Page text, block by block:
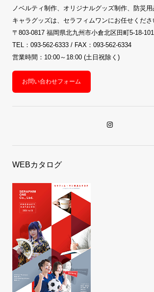
ノベルティ制作、オリジナルグッズ制作、防災
キャラグッズは、セラフィムワンにお任せくださ
〒803-0817 福岡県北九州市小倉北区田町5-18-101
TEL：093-562-6333 / FAX：093-562-6334
営業時間：10:00～18:00 (土日祝除く)
お問い合わせフォーム
WEBカタログ